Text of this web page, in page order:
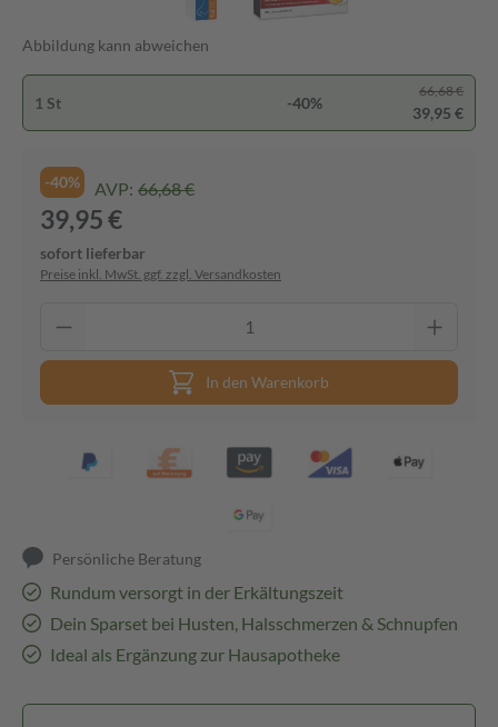
Abbildung kann abweichen
1 St -40%
66,68 €
39,95 €
-40% AVP: 66,68 €
39,95 €
sofort lieferbar
Preise inkl. MwSt. ggf. zzgl. Versandkosten
In den Warenkorb
Persönliche Beratung
Rundum versorgt in der Erkältungszeit
Dein Sparset bei Husten, Halsschmerzen & Schnupfen
Ideal als Ergänzung zur Hausapotheke